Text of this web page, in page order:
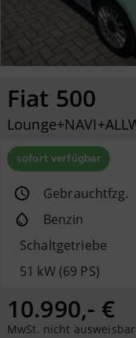
Fiat 500
sofort verfügbar
Gebrauchtfzg.
Benzin
Schaltgetriebe
51 kW (69 PS)
10.990,- €
MwSt. nicht ausweisbar